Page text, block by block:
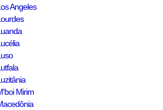
Angeles
Mirim